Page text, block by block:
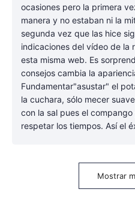
ocasiones pero la primera
manera y no estaban ni la
segunda vez que las hice
indicaciones del vídeo de la
esta misma web. Es
consejos cambia la
Fundamentar"asustar" el
la cuchara, sólo mecer
con la sal pues el
respetar los tiempos. Así el
Mostrar